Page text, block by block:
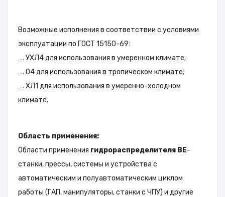
Возможные исполнения в соответствии с условиями
эксплуатации по ГОСТ 15150-69:
…. УХЛ4 для использования в умеренном климате;
…. 04 для использования в тропическом климате;
…. ХЛ1 для использования в умеренно-холодном
климате.
Область применения:
Области применения гидрораспределителя ВЕ-
станки, прессы, системы и устройства с
автоматическим и полуавтоматическим циклом
работы (ГАП, манипуляторы, станки с ЧПУ) и другие